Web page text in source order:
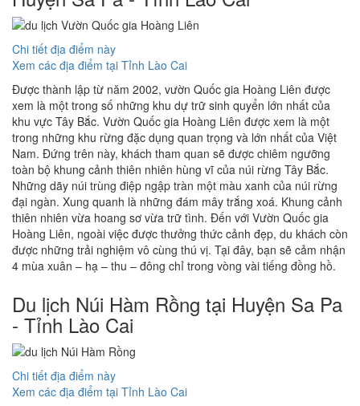
Chi tiết địa điểm này
Xem các địa điểm tại Tỉnh Lào Cai
Được thành lập từ năm 2002, vườn Quốc gia Hoàng Liên được
xem là một trong số những khu dự trữ sinh quyển lớn nhất của
khu vực Tây Bắc. Vườn Quốc gia Hoàng Liên được xem là một
trong những khu rừng đặc dụng quan trọng và lớn nhất của Việt
Nam. Đứng trên này, khách tham quan sẽ được chiêm ngưỡng
toàn bộ khung cảnh thiên nhiên hùng vĩ của núi rừng Tây Bắc.
Những dãy núi trùng điệp ngập tràn một màu xanh của núi rừng
đại ngàn. Xung quanh là những đám mây trắng xoá. Khung cảnh
thiên nhiên vừa hoang sơ vừa trữ tình. Đến với Vườn Quốc gia
Hoàng Liên, ngoài việc được thưởng thức cảnh đẹp, du khách còn
được những trải nghiệm vô cùng thú vị. Tại đây, bạn sẽ cảm nhận
4 mùa xuân – hạ – thu – đông chỉ trong vòng vài tiếng đồng hồ.
Du lịch Núi Hàm Rồng tại Huyện Sa Pa
- Tỉnh Lào Cai
Chi tiết địa điểm này
Xem các địa điểm tại Tỉnh Lào Cai